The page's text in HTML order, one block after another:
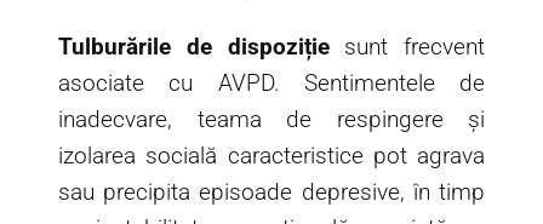
Tulburările de dispozițiesunt frecvent
asociate cu AVPD. Sentimentele de
inadecvare, teama de respingere și
izolarea socială caracteristice pot agrava
sau precipita episoade depresive, în timp